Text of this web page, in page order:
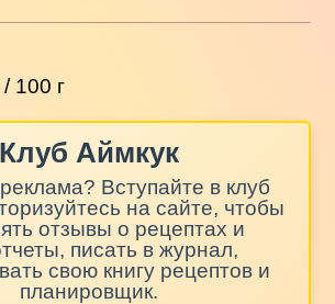
100 г
Клуб Аймкук
Вступайте в клуб
на сайте, чтобы
отзывы о рецептах и
писать в журнал,
свою книгу рецептов и
планировщик.